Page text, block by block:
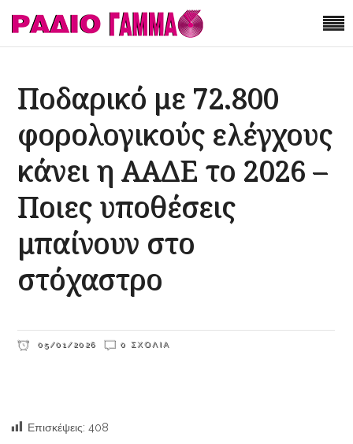
Ποδαρικό με 72.800
φορολογικούς ελέγχους
κάνει η ΑΑΔΕ το 2026 –
Ποιες υποθέσεις
μπαίνουν στο
στόχαστρο
05/01/2026 0 ΣΧΌΛΙΑ
Επισκέψεις: 408